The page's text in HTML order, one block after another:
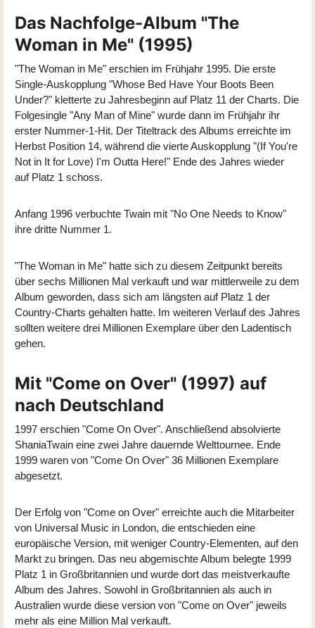
Das Nachfolge-Album "The
Woman in Me" (1995)
"The Woman in Me" erschien im Frühjahr 1995. Die erste
Single-Auskopplung "Whose Bed Have Your Boots Been
Under?" kletterte zu Jahresbeginn auf Platz 11 der Charts. Die
Folgesingle "Any Man of Mine" wurde dann im Frühjahr ihr
erster Nummer-1-Hit. Der Titeltrack des Albums erreichte im
Herbst Position 14, während die vierte Auskopplung "(If You're
Not in It for Love) I'm Outta Here!" Ende des Jahres wieder
auf Platz 1 schoss.
Anfang 1996 verbuchte Twain mit "No One Needs to Know"
ihre dritte Nummer 1.
"The Woman in Me" hatte sich zu diesem Zeitpunkt bereits
über sechs Millionen Mal verkauft und war mittlerweile zu dem
Album geworden, dass sich am längsten auf Platz 1 der
Country-Charts gehalten hatte. Im weiteren Verlauf des Jahres
sollten weitere drei Millionen Exemplare über den Ladentisch
gehen.
Mit "Come on Over" (1997) auf
nach Deutschland
1997 erschien "Come On Over". Anschließend absolvierte
ShaniaTwain eine zwei Jahre dauernde Welttournee. Ende
1999 waren von "Come On Over" 36 Millionen Exemplare
abgesetzt.
Der Erfolg von "Come on Over" erreichte auch die Mitarbeiter
von Universal Music in London, die entschieden eine
europäische Version, mit weniger Country-Elementen, auf den
Markt zu bringen. Das neu abgemischte Album belegte 1999
Platz 1 in Großbritannien und wurde dort das meistverkaufte
Album des Jahres. Sowohl in Großbritannien als auch in
Australien wurde diese version von "Come on Over" jeweils
mehr als eine Million Mal verkauft.